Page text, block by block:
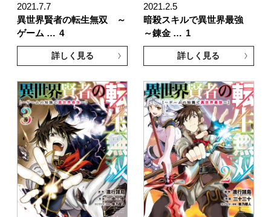
2021.7.7
異世界賢者の転生無双 ～
ゲーム … 4
詳しく見る
2021.2.5
暗殺スキルで異世界最強
～錬金 … 1
詳しく見る